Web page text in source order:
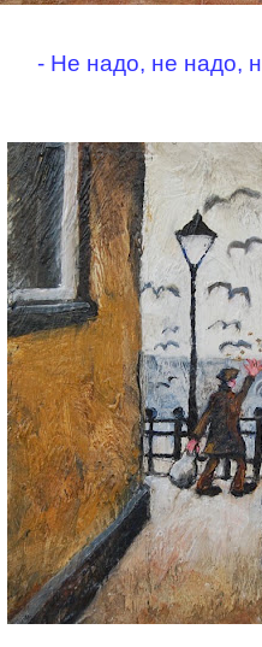
- Не надо, не надо,